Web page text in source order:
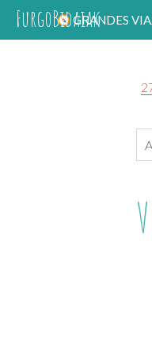
FurgoBidaiak
GRANDES